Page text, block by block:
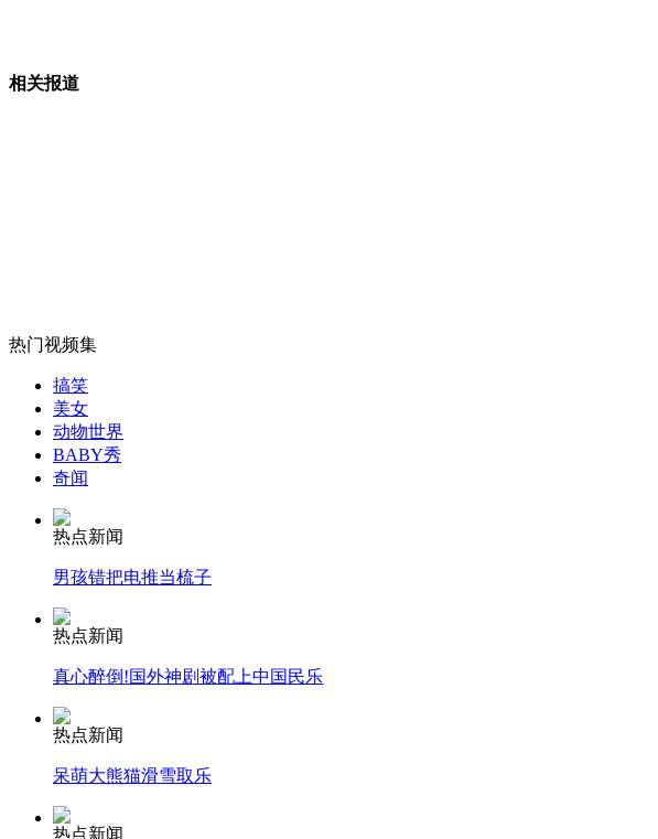
女孩北京地铁殴打老人 痛下狠手拳打脚踢
无痛分娩是否安全 医生回应
外交部：反对强权政治霸凌主义
外交部：有关国家言论片面不公正
相关报道
热门视频集
搞笑
美女
动物世界
BABY秀
奇闻
热点新闻
男孩错把电推当梳子
热点新闻
真心醉倒!国外神剧被配上中国民乐
热点新闻
呆萌大熊猫滑雪取乐
热点新闻